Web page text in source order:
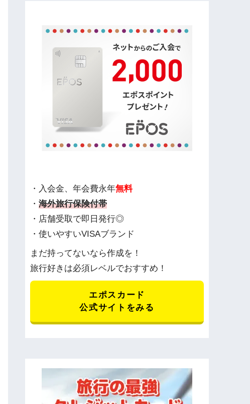
・入会金、年会費永年無料
・海外旅行保険付帯
・店舗受取で即日発行◎
・使いやすいVISAブランド
まだ持ってないなら作成を！
旅行好きは必須レベルでおすすめ！
エポスカード
公式サイトをみる